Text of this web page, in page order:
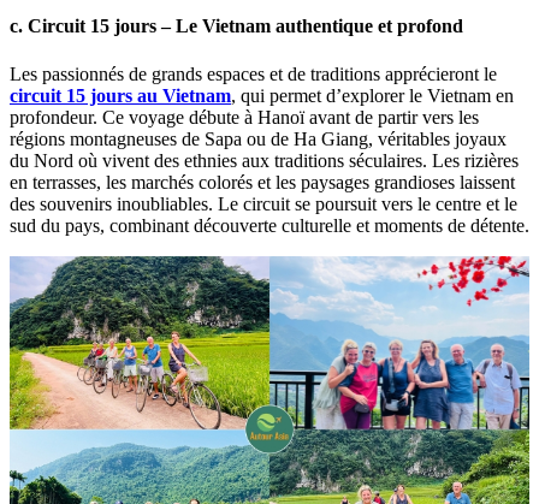
c. Circuit 15 jours – Le Vietnam authentique et profond
Les passionnés de grands espaces et de traditions apprécieront le
circuit 15 jours au Vietnam, qui permet d’explorer le Vietnam en
profondeur. Ce voyage débute à Hanoï avant de partir vers les
régions montagneuses de Sapa ou de Ha Giang, véritables joyaux
du Nord où vivent des ethnies aux traditions séculaires. Les rizières
en terrasses, les marchés colorés et les paysages grandioses laissent
des souvenirs inoubliables. Le circuit se poursuit vers le centre et le
sud du pays, combinant découverte culturelle et moments de détente.